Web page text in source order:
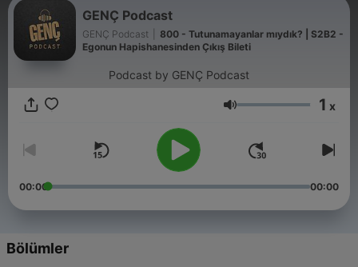
GENÇ Podcast
GENÇ Podcast
800 - Tutunamayanlar mıydık? | S2B2 -
Egonun Hapishanesinden Çıkış Bileti
Podcast by GENÇ Podcast
Ses 1 x
00:00 00:00
Bölümler